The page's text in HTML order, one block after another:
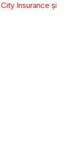
Insurance şi